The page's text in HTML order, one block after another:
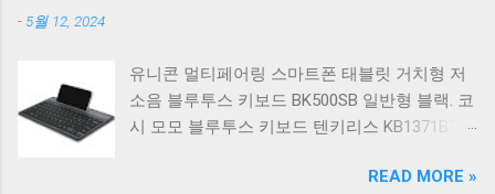
정이 많이 어려우시죠? 특히 기계식키보드 같은
상품을 고를 때는 더 고민이 많을 수 밖에 없습
니다. 다양한 상품들을 상세스펙 과 가격 을 꼼
G4902 G4910 G4911 리필 잉크 1개 GI990
500ml 4색세트. 캐논 빌트인 정품무한 복합기
G2910 정품잉크 포함충전잉크4색 추가증정. 캐
잉크 4색세트 G3910 G3900 G2900 G4900
- 5월 12, 2024
유니콘 멀티페어링 스마트폰 태블릿 거치형 저
소음 블루투스 키보드 BK500SB 일반형 블랙. 코
시 모모 블루투스 키보드 텐키리스 KB1371BT
K380S. 로지텍 무선키보드 텐키리스 스모키 블
READ MORE »